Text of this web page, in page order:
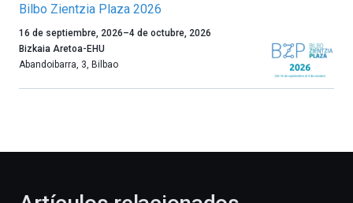
Bilbo Zientzia Plaza 2026
Un
año
más,
16 de septiembre, 2026–4 de octubre, 2026
Bizkaia Aretoa-EHU
Abandoibarra, 3, Bilbao